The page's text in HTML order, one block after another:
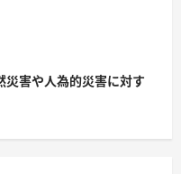
災害や人為的災害に対す